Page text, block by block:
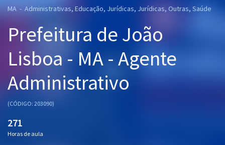
Cursos 20% OFF
Pós
Graduação
OAB
Mentorias
MA - Administrativas, Educação, Jurídicas, Jurídicas, Outras, Saúde
Prefeitura de João
Lisboa - MA - Agente
Administrativo
(CÓDIGO: 203090)
271
Horas de aula